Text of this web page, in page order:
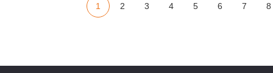
1 2 3 4 5 6 7 8